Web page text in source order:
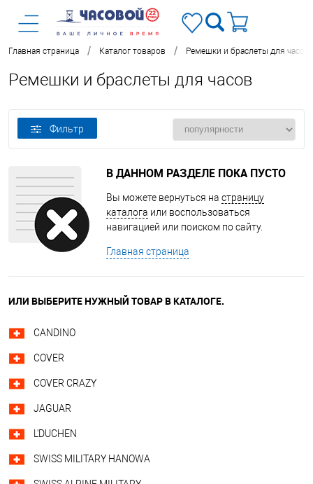
Главная страница / Каталог товаров / Ремешки и браслеты для часов
Ремешки и браслеты для часов
Фильтр
В ДАННОМ РАЗДЕЛЕ ПОКА ПУСТО
Вы можете вернуться на страницу
каталога или воспользоваться
навигацией или поиском по сайту.
Главная страница
ИЛИ ВЫБЕРИТЕ НУЖНЫЙ ТОВАР В КАТАЛОГЕ.
CANDINO
COVER
COVER CRAZY
JAGUAR
L'DUCHEN
SWISS MILITARY HANOWA